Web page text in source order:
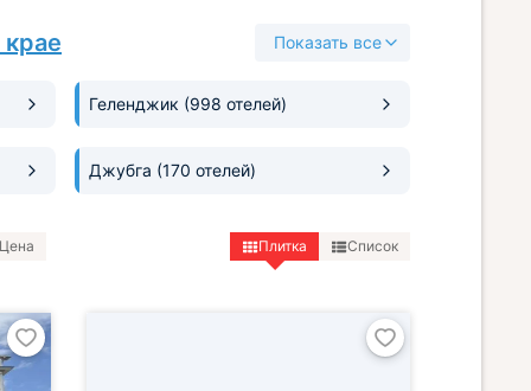
Показать все
Геленджик (998 отелей)
Джубга (170 отелей)
Цена Плитка Список